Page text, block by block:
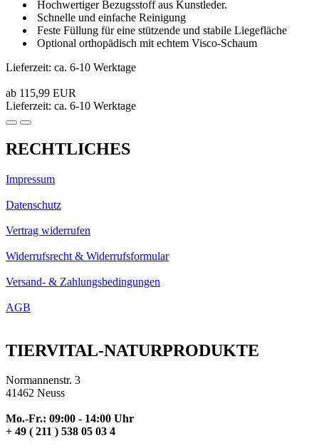
Hochwertiger Bezugsstoff aus Kunstleder.
Schnelle und einfache Reinigung
Feste Füllung für eine stützende und stabile Liegefläche
Optional orthopädisch mit echtem Visco-Schaum
Lieferzeit: ca. 6-10 Werktage
ab 115,99 EUR
Lieferzeit: ca. 6-10 Werktage
RECHTLICHES
Impressum
Datenschutz
Vertrag widerrufen
Widerrufsrecht & Widerrufsformular
Versand- & Zahlungsbedingungen
AGB
TIERVITAL-NATURPRODUKTE
Normannenstr. 3
41462 Neuss
Mo.-Fr.: 09:00 - 14:00 Uhr
+ 49 ( 211 ) 538 05 03 4